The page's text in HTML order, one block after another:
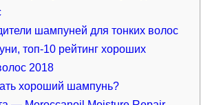
шампуней для тонких волос
топ-10 рейтинг хороших
2018
хороший шампунь?